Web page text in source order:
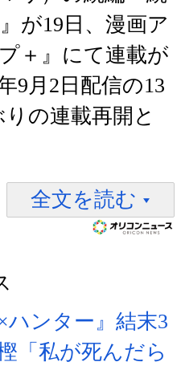
が19日、漫画ア
＋』にて連載が
9月2日配信の13
の連載再開と
全文を読む
ンター』結末3
「私が死んだら